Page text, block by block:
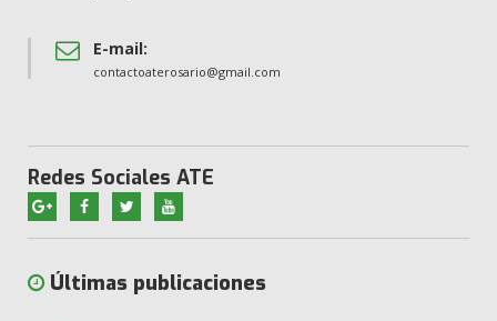
E-mail:
contactoaterosario@gmail.com
Redes Sociales ATE
Últimas publicaciones